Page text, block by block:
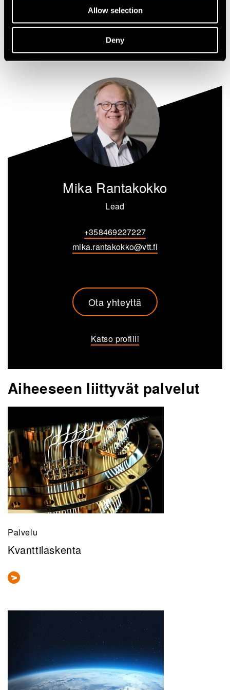
Allow selection
Deny
Jaa
Mika Rantakokko
Lead
+358469227227
mika.rantakokko@vtt.fi
Ota yhteyttä
Katso profiili
Aiheeseen liittyvät palvelut
Palvelu
Kvanttilaskenta